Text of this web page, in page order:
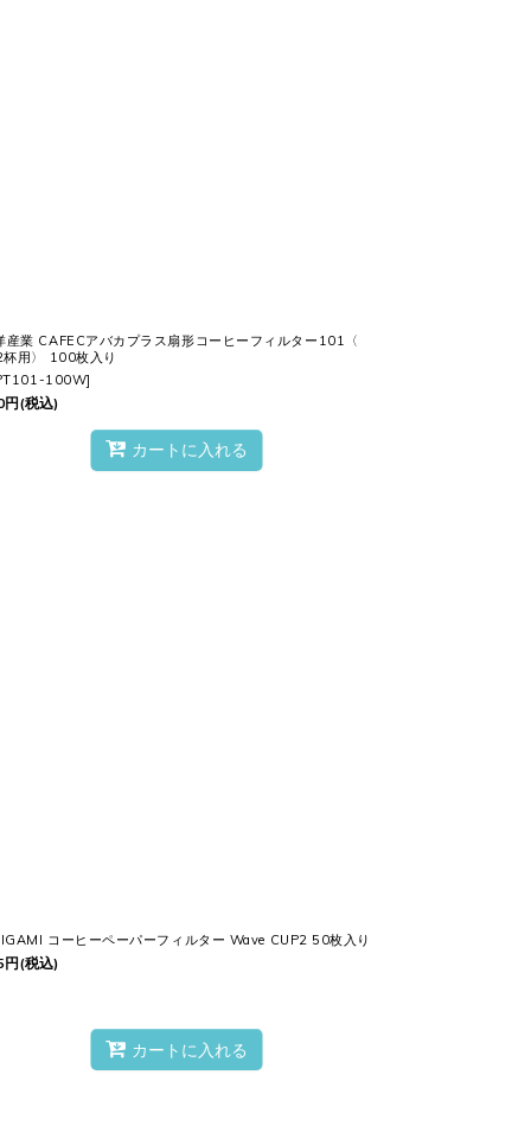
産業 CAFECアバカプラス扇形コーヒーフィルター101〈
用〉 100枚入り
100W]
円(税込)
カートに入れる
コーヒーペーパーフィルター Wave CUP2 50枚入り
円(税込)
カートに入れる